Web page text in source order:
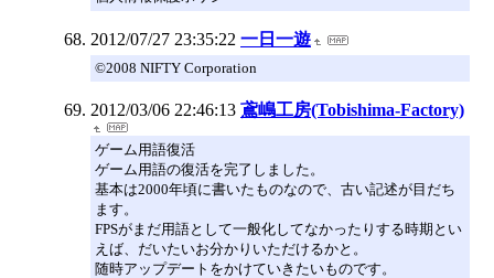
2012/07/27 23:35:22 一日一遊
©2008 NIFTY Corporation
2012/03/06 22:46:13 鳶嶋工房(Tobishima-Factory)
ゲーム用語復活
ゲーム用語の復活を完了しました。
基本は2000年頃に書いたものなので、古い記述が目だち
ます。
FPSがまだ用語として一般化してなかったりする時期とい
えば、だいたいお分かりいただけるかと。
随時アップデートをかけていきたいものです。